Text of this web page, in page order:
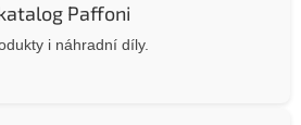
Paffoni
i náhradní díly.